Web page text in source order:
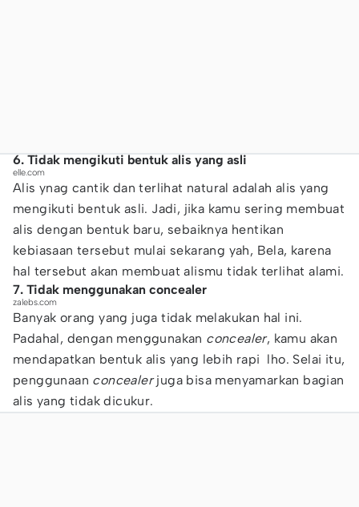
6. Tidak mengikuti bentuk alis yang asli
elle.com
Alis ynag cantik dan terlihat natural adalah alis yang
mengikuti bentuk asli. Jadi, jika kamu sering membuat
alis dengan bentuk baru, sebaiknya hentikan
kebiasaan tersebut mulai sekarang yah, Bela, karena
hal tersebut akan membuat alismu tidak terlihat alami.
7. Tidak menggunakan concealer
zalebs.com
Banyak orang yang juga tidak melakukan hal ini.
Padahal, dengan menggunakan concealer, kamu akan
mendapatkan bentuk alis yang lebih rapi lho. Selai itu,
penggunaan concealerjuga bisa menyamarkan bagian
alis yang tidak dicukur.